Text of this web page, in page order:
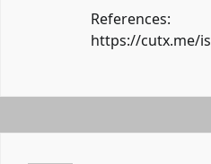
References:
https://cutx.me/